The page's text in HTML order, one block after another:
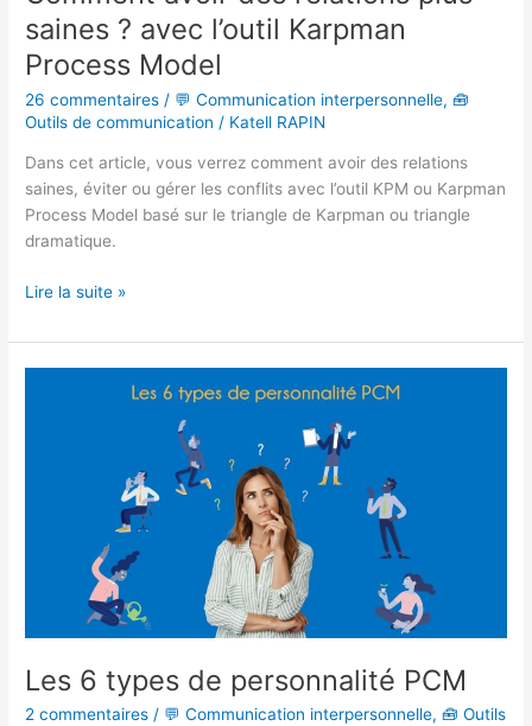
saines ? avec l’outil Karpman
Process Model
26 commentaires / 💬 Communication interpersonnelle,🧰
Outils de communication / Katell RAPIN
Dans cet article, vous verrez comment avoir des relations
saines, éviter ou gérer les conflits avec l’outil KPM ou Karpman
Process Model basé sur le triangle de Karpman ou triangle
dramatique.
Lire la suite »
Les 6 types de personnalité PCM
2 commentaires / 💬 Communication interpersonnelle,🧰 Outils